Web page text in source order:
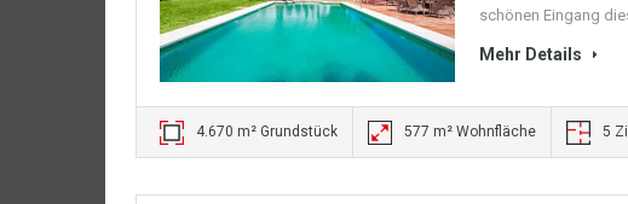
schönen Eingang
Mehr Details
4.670 m² Grundstück 577 m² Wohnfläche 5